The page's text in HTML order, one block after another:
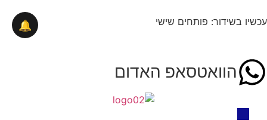
עכשיו בשידור: פותחים שישי
הוואטסאפ האדום
🔔